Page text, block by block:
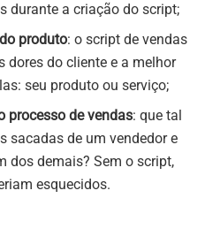
durante a criação do script;
produto: o script de vendas
dores do cliente e a melhor
seu produto ou serviço;
processo de vendas: que tal
sacadas de um vendedor e
dos demais? Sem o script,
esquecidos.